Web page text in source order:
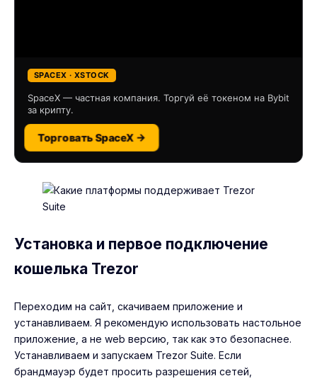
SPACEX · XSTOCK
SpaceX — частная компания. Торгуй её токеном на Bybit
за крипту.
Торговать SpaceX →
Установка и первое подключение
кошелька Trezor
Переходим на сайт, скачиваем приложение и
устанавливаем. Я рекомендую использовать настольное
приложение, а не web версию, так как это безопаснее.
Устанавливаем и запускаем Trezor Suite. Если
брандмауэр будет просить разрешения сетей,